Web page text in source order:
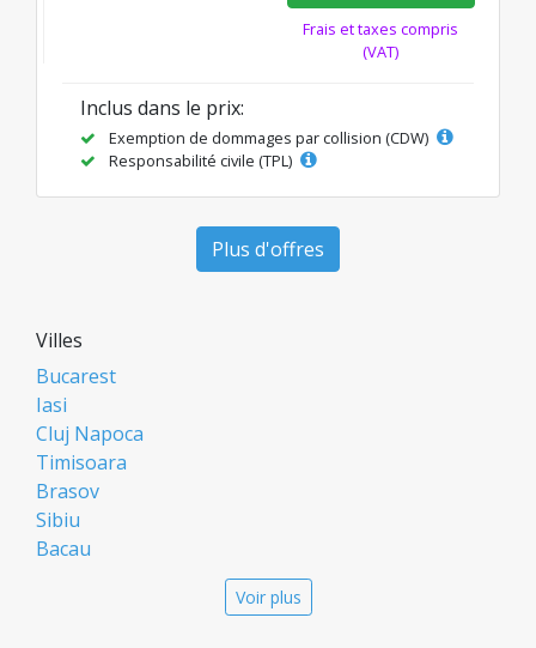
Frais et taxes compris
(VAT)
Inclus dans le prix:
Exemption de dommages par collision (CDW)
Responsabilité civile (TPL)
Plus d'offres
Villes
Bucarest
Iasi
Cluj Napoca
Timisoara
Brasov
Sibiu
Bacau
Voir plus